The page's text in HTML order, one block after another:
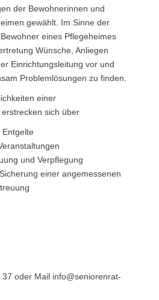
der Bewohnerinnen und
gewählt. Im Sinne der
eines Pflegeheimes
Wünsche, Anliegen
Einrichtungsleitung vor und
Problemlösungen zu finden.
einer
sich über
und Verpflegung
einer angemessenen
oder Mail info@seniorenrat-